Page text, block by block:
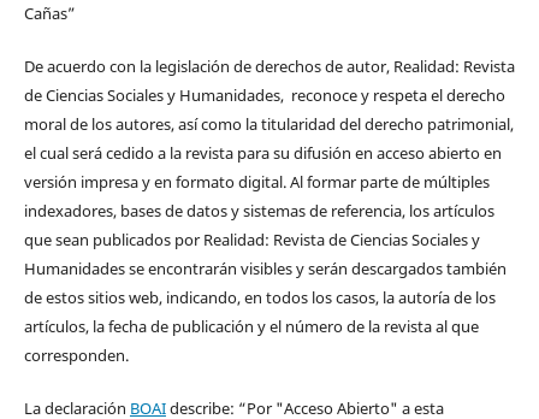
Cañas”
De acuerdo con la legislación de derechos de autor, Realidad: Revista
de Ciencias Sociales y Humanidades, reconoce y respeta el derecho
moral de los autores, así como la titularidad del derecho patrimonial,
el cual será cedido a la revista para su difusión en acceso abierto en
versión impresa y en formato digital. Al formar parte de múltiples
indexadores, bases de datos y sistemas de referencia, los artículos
que sean publicados por Realidad: Revista de Ciencias Sociales y
Humanidades se encontrarán visibles y serán descargados también
de estos sitios web, indicando, en todos los casos, la autoría de los
artículos, la fecha de publicación y el número de la revista al que
corresponden.
La declaración BOAIdescribe: “Por "Acceso Abierto" a esta